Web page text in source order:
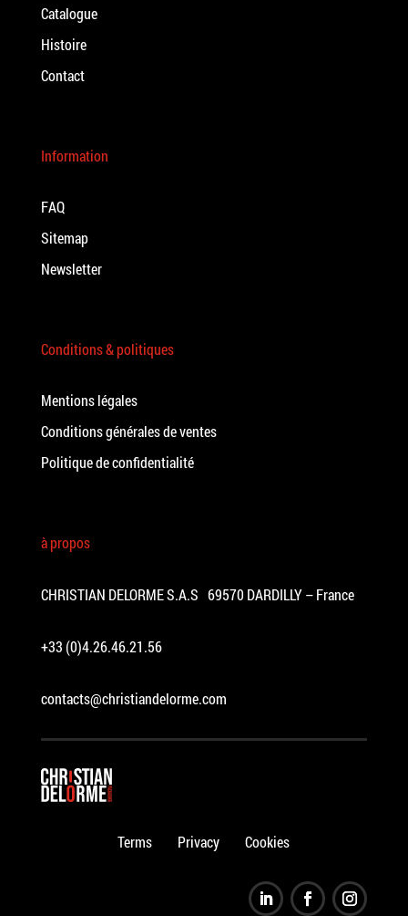
Catalogue
Histoire
Contact
Information
FAQ
Sitemap
Newsletter
Conditions & politiques
Mentions légales
Conditions générales de ventes
Politique de confidentialité
à propos
CHRISTIAN DELORME S.A.S 69570 DARDILLY – France
+33 (0)4.26.46.21.56
contacts@christiandelorme.com
Terms Privacy Cookies